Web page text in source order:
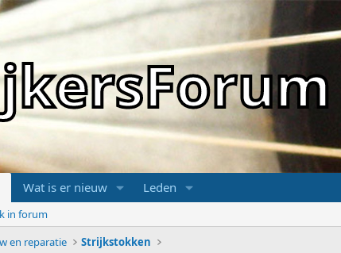
Wat is er nieuw Leden
in forum
en reparatie Strijkstokken